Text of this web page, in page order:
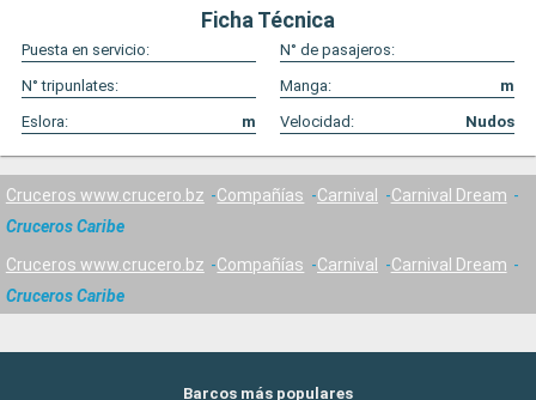
Ficha Técnica
Puesta en servicio:
N° de pasajeros:
N° tripunlates:
Manga:
m
Eslora:
m Velocidad: Nudos
Cruceros www.crucero.bz Compañías Carnival
Carnival Dream
Cruceros Caribe
Cruceros www.crucero.bz Compañías Carnival
Carnival Dream
Cruceros Caribe
Barcos más populares